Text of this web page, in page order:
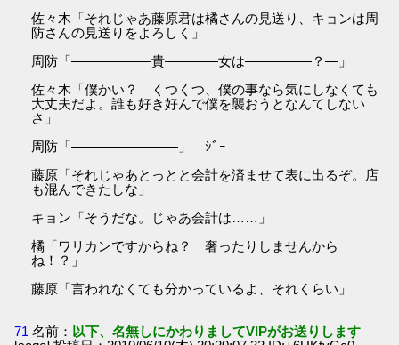
佐々木「それじゃあ藤原君は橘さんの見送り、キョンは周
防さんの見送りをよろしく」
周防「――――――貴――――女は―――――？―」
佐々木「僕かい？ くつくつ、僕の事なら気にしなくても
大丈夫だよ。誰も好き好んで僕を襲おうとなんてしない
さ」
周防「――――――――」 ｼﾞｰ
藤原「それじゃあとっとと会計を済ませて表に出るぞ。店
も混んできたしな」
キョン「そうだな。じゃあ会計は……」
橘「ワリカンですからね？ 奢ったりしませんから
ね！？」
藤原「言われなくても分かっているよ、それくらい」
71 名前： 以下、名無しにかわりましてVIPがお送りします